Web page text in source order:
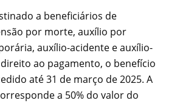
a beneficiários de
por morte, auxílio por
auxílio-acidente e auxílio-
ao pagamento, o benefício
até 31 de março de 2025. A
a 50% do valor do